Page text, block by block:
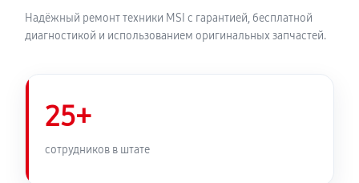
Надёжный ремонт техники MSI с гарантией, бесплатной
диагностикой и использованием оригинальных запчастей.
25+
сотрудников в штате